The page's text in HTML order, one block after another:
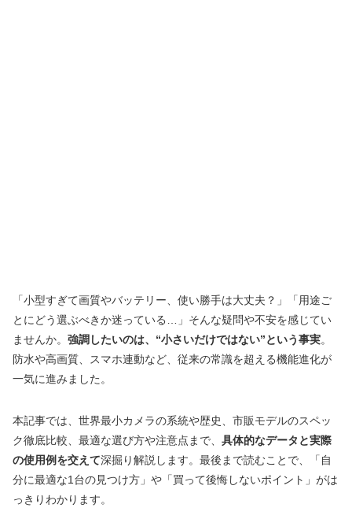
「小型すぎて画質やバッテリー、使い勝手は大丈夫？」「用途ご
とにどう選ぶべきか迷っている…」そんな疑問や不安を感じてい
ませんか。 強調したいのは、“小さいだけではない”という事実。
防水や高画質、スマホ連動など、従来の常識を超える機能進化が
一気に進みました。
本記事では、世界最小カメラの系統や歴史、市販モデルのスペッ
ク徹底比較、最適な選び方や注意点まで、 具体的なデータと実際
の使用例を交えて深掘り解説します。最後まで読むことで、「自
分に最適な1台の見つけ方」や「買って後悔しないポイント」がは
っきりわかります。